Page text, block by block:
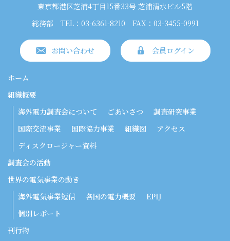
東京都港区芝浦4丁目15番33号 芝浦清水ビル5階
総務部
TEL：03-6361-8210 FAX：03-3455-0991
お問い合わせ 会員ログイン
ホーム
組織概要
海外電力調査会について
ごあいさつ
調査研究事業
国際交流事業
国際協力事業 組織図
アクセス
ディスクロージャー資料
調査会の活動
世界の電気事業の動き
海外電気事業短信
各国の電力概要
EPIJ
個別レポート
刊行物